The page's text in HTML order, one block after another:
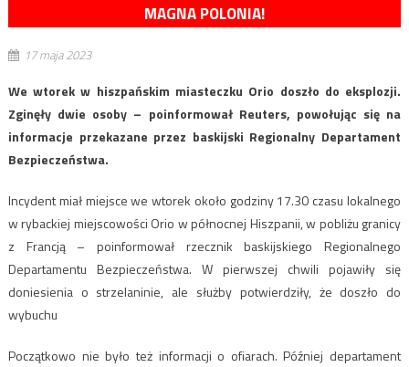
MAGNA POLONIA!
17 maja 2023
We wtorek w hiszpańskim miasteczku Orio doszło do eksplozji.
Zginęły dwie osoby – poinformował Reuters, powołując się na
informacje przekazane przez baskijski Regionalny Departament
Bezpieczeństwa.
Incydent miał miejsce we wtorek około godziny 17.30 czasu lokalnego
w rybackiej miejscowości Orio w północnej Hiszpanii, w pobliżu granicy
z Francją – poinformował rzecznik baskijskiego Regionalnego
Departamentu Bezpieczeństwa. W pierwszej chwili pojawiły się
doniesienia o strzelaninie, ale służby potwierdziły, że doszło do
wybuchu
Początkowo nie było też informacji o ofiarach. Później departament